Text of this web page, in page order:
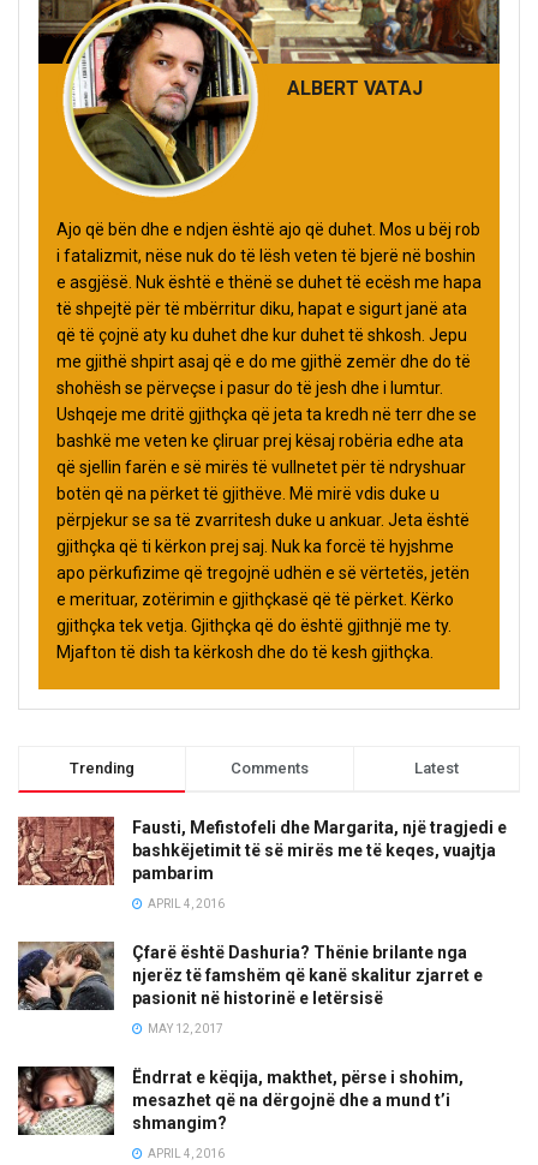
ALBERT VATAJ
Ajo që bën dhe e ndjen është ajo që duhet. Mos u bëj rob
i fatalizmit, nëse nuk do të lësh veten të bjerë në boshin
e asgjësë. Nuk është e thënë se duhet të ecësh me hapa
të shpejtë për të mbërritur diku, hapat e sigurt janë ata
që të çojnë aty ku duhet dhe kur duhet të shkosh. Jepu
me gjithë shpirt asaj që e do me gjithë zemër dhe do të
shohësh se përveçse i pasur do të jesh dhe i lumtur.
Ushqeje me dritë gjithçka që jeta ta kredh në terr dhe se
bashkë me veten ke çliruar prej kësaj robëria edhe ata
që sjellin farën e së mirës të vullnetet për të ndryshuar
botën që na përket të gjithëve. Më mirë vdis duke u
përpjekur se sa të zvarritesh duke u ankuar. Jeta është
gjithçka që ti kërkon prej saj. Nuk ka forcë të hyjshme
apo përkufizime që tregojnë udhën e së vërtetës, jetën
e merituar, zotërimin e gjithçkasë që të përket. Kërko
gjithçka tek vetja. Gjithçka që do është gjithnjë me ty.
Mjafton të dish ta kërkosh dhe do të kesh gjithçka.
Trending Comments Latest
Fausti, Mefistofeli dhe Margarita, një tragjedi e
bashkëjetimit të së mirës me të keqes, vuajtja
pambarim
APRIL 4, 2016
Çfarë është Dashuria? Thënie brilante nga
njerëz të famshëm që kanë skalitur zjarret e
pasionit në historinë e letërsisë
MAY 12, 2017
Ëndrrat e këqija, makthet, përse i shohim,
mesazhet që na dërgojnë dhe a mund t’i
shmangim?
APRIL 4, 2016